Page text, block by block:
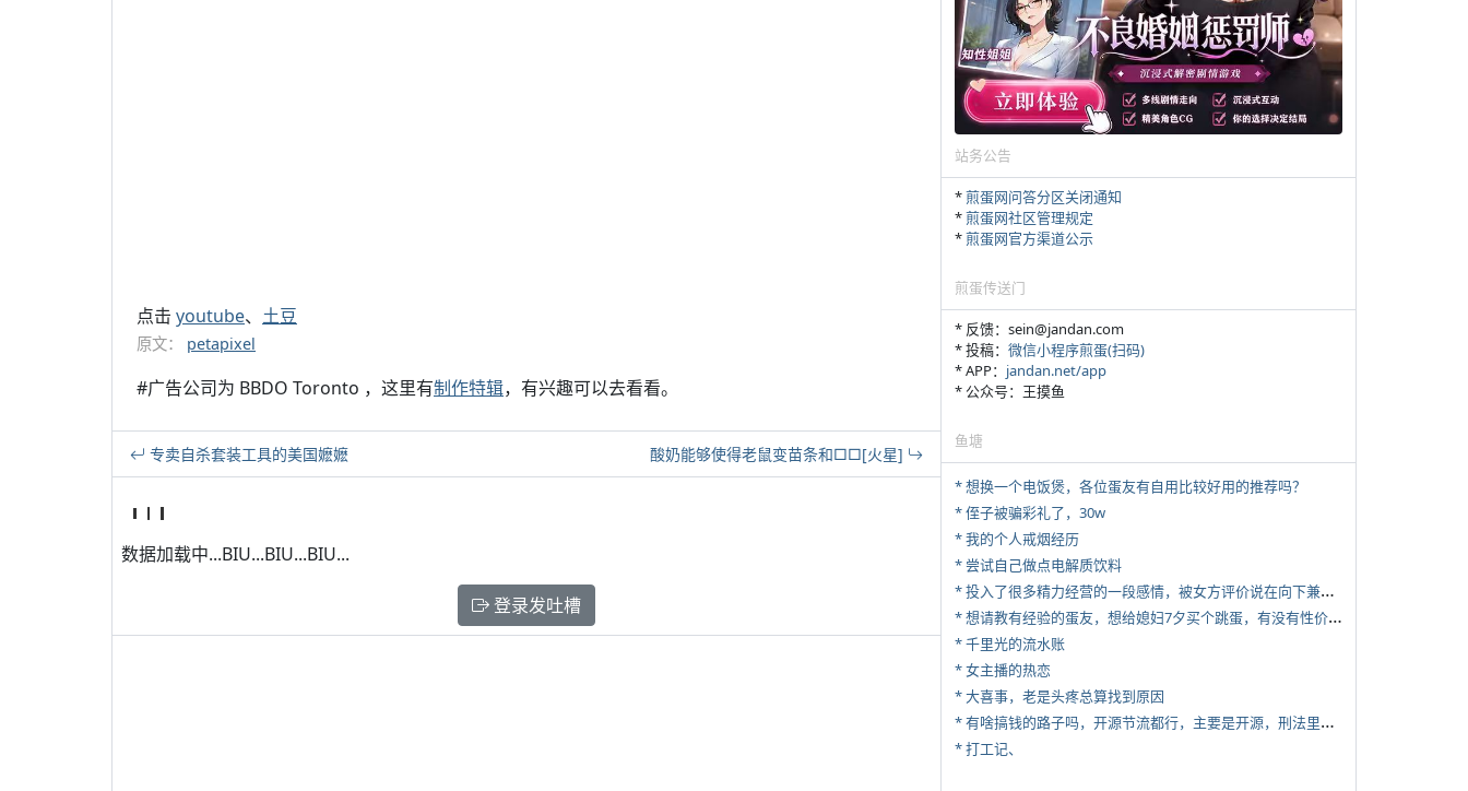
点击 youtube、 土豆
原文： petapixel
#广告公司为 BBDO Toronto ，这里有制作特辑，有兴趣可以去看看。
专卖自杀套装工具的美国嬷嬷 酸奶能够使得老鼠变苗条和□□[火星]
数据加载中...BIU...BIU...BIU...
登录发吐槽
站务公告
*煎蛋网问答分区关闭通知
*煎蛋网社区管理规定
*煎蛋网官方渠道公示
煎蛋传送门
* 反馈：sein@jandan.com
* 投稿： 微信小程序煎蛋(扫码)
* APP： jandan.net/app
* 公众号：王摸鱼
鱼塘
* 想换一个电饭煲，各位蛋友有自用比较好用的推荐吗？
* 侄子被骗彩礼了，30w
* 我的个人戒烟经历
* 尝试自己做点电解质饮料
*
投入了很多精力经营的一段感情，被女方评价说在向下兼容我，感觉有点破防
*
想请教有经验的蛋友，想给媳妇7夕买个跳蛋，有没有性价比高的推荐
* 千里光的流水账
* 女主播的热恋
* 大喜事，老是头疼总算找到原因
*
有啥搞钱的路子吗，开源节流都行，主要是开源，刑法里的咱不做
* 打工记、